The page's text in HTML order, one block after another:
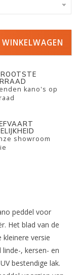
kano's op
showroom
peddel voor
Het blad van de
versie
, kersen- en
bestendige lak.